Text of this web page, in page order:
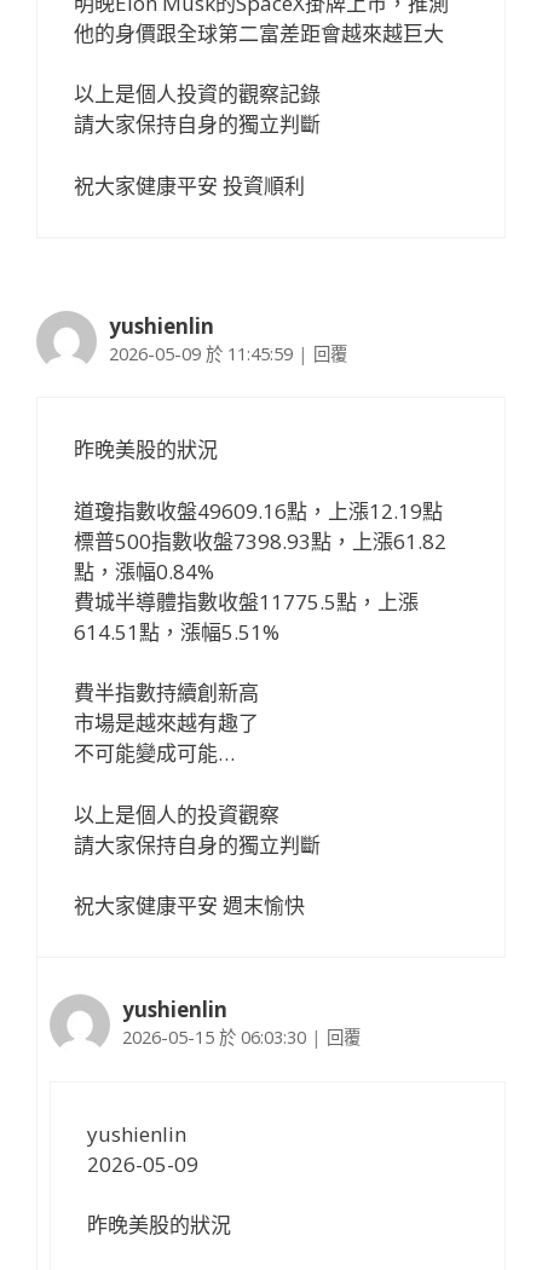
他的身價跟全球第二富差距會越來越巨大
以上是個人投資的觀察記錄
請大家保持自身的獨立判斷
祝大家健康平安 投資順利
yushienlin
2026-05-09 於 11:45:59 | 回覆
昨晚美股的狀況
道瓊指數收盤49609.16點，上漲12.19點
標普500指數收盤7398.93點，上漲61.82
點，漲幅0.84%
費城半導體指數收盤11775.5點，上漲
614.51點，漲幅5.51%
費半指數持續創新高
市場是越來越有趣了
不可能變成可能…
以上是個人的投資觀察
請大家保持自身的獨立判斷
祝大家健康平安 週末愉快
yushienlin
2026-05-15 於 06:03:30 | 回覆
yushienlin
2026-05-09
昨晚美股的狀況